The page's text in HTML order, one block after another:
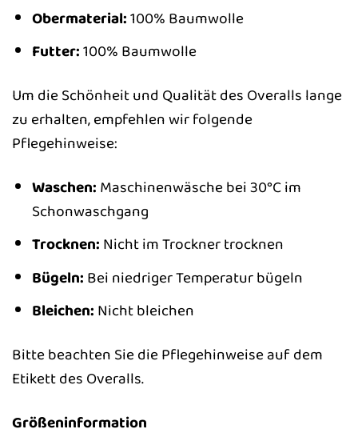
Obermaterial:100% Baumwolle
Futter:100% Baumwolle
Um die Schönheit und Qualität des Overalls lange
zu erhalten, empfehlen wir folgende
Pflegehinweise:
Waschen: Maschinenwäsche bei 30°C im
Schonwaschgang
Trocknen: Nicht im Trockner trocknen
Bügeln: Bei niedriger Temperatur bügeln
Bleichen: Nicht bleichen
Bitte beachten Sie die Pflegehinweise auf dem
Etikett des Overalls.
Größeninformation